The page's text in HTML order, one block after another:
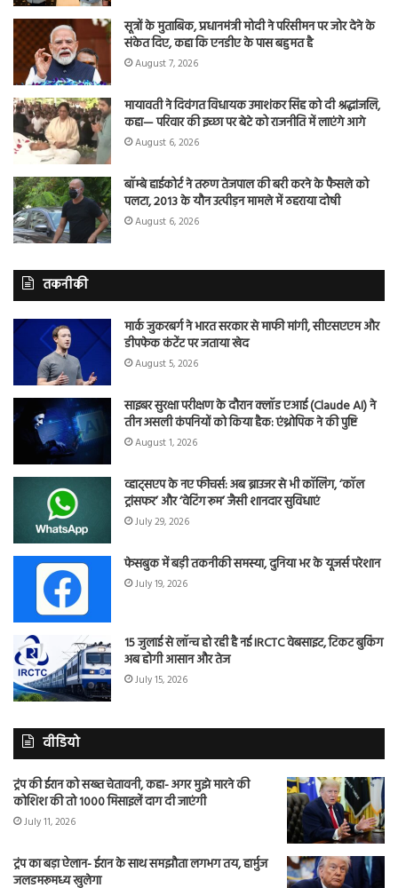
सूत्रों के मुताबिक, प्रधानमंत्री मोदी ने परिसीमन पर जोर देने के
संकेत दिए, कहा कि एनडीए के पास बहुमत है
August 7, 2026
मायावती ने दिवंगत विधायक उमाशंकर सिंह को दी श्रद्धांजलि,
कहा— परिवार की इच्छा पर बेटे को राजनीति में लाएंगे आगे
August 6, 2026
बॉम्बे हाईकोर्ट ने तरुण तेजपाल की बरी करने के फैसले को
पलटा, 2013 के यौन उत्पीड़न मामले में ठहराया दोषी
August 6, 2026
तकनीकी
मार्क जुकरबर्ग ने भारत सरकार से माफी मांगी, सीएसएएम और
डीपफेक कंटेंट पर जताया खेद
August 5, 2026
साइबर सुरक्षा परीक्षण के दौरान क्लॉड एआई (Claude AI) ने
तीन असली कंपनियों को किया हैक: एंथ्रोपिक ने की पुष्टि
August 1, 2026
व्हाट्सएप के नए फीचर्स: अब ब्राउजर से भी कॉलिंग, ‘कॉल
ट्रांसफर’ और ‘वेटिंग रूम’ जैसी शानदार सुविधाएं
July 29, 2026
फेसबुक में बड़ी तकनीकी समस्या, दुनिया भर के यूजर्स परेशान
July 19, 2026
15 जुलाई से लॉन्च हो रही है नई IRCTC वेबसाइट, टिकट बुकिंग
अब होगी आसान और तेज
July 15, 2026
वीडियो
ट्रंप की ईरान को सख्त चेतावनी, कहा- अगर मुझे मारने की
कोशिश की तो 1000 मिसाइलें दाग दी जाएंगी
July 11, 2026
ट्रंप का बड़ा ऐलान- ईरान के साथ समझौता लगभग तय, हार्मुज
जलडमरूमध्य खुलेगा